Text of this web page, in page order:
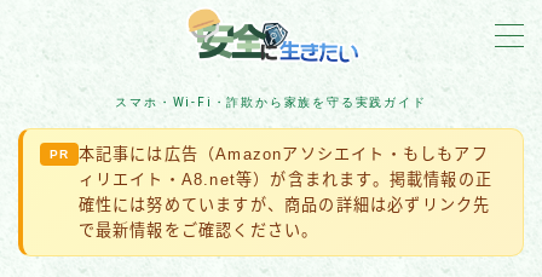
スマホ・Wi-Fi・詐欺から家族を守る実践ガイド
MENU
詐欺対策
住宅防犯
PR
本記事には広告（Amazonアソシエイト・もしもアフ
ィリエイト・A8.net等）が含まれます。掲載情報の正
確性には努めていますが、商品の詳細は必ずリンク先
で最新情報をご確認ください。